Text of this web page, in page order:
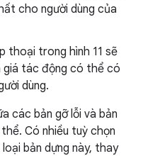
cho người dùng của
thoại trong hình 11 sẽ
giá tác động có thể có
dùng.
các bản gỡ lỗi và bản
Có nhiều tuỳ chọn
bản dựng này, thay